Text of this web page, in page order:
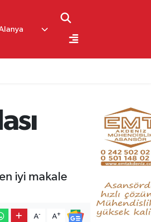
iyi makale
A- A+